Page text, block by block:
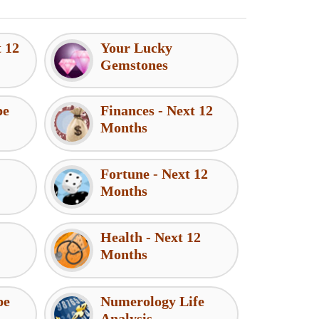
12
Your Lucky
Gemstones
Finances - Next 12
Months
Fortune - Next 12
Months
Health - Next 12
Months
Numerology Life